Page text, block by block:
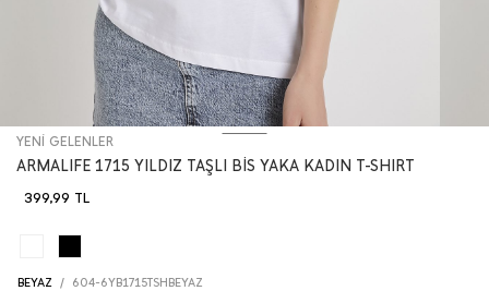
YENİ GELENLER
ARMALIFE 1715 YILDIZ TAŞLI BİS YAKA KADIN T-SHIRT
399,99 TL
BEYAZ / 604-6YB1715TSHBEYAZ